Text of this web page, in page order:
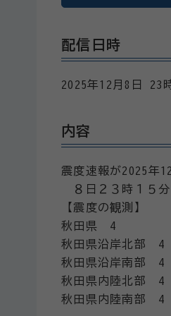
配信日時
2025年12月8日 23
内容
震度速報が2025年
８日２３時１５分
【震度の観測】
秋田県 4
秋田県沿岸北部 4
秋田県沿岸南部 4
秋田県内陸北部 4
秋田県内陸南部 4